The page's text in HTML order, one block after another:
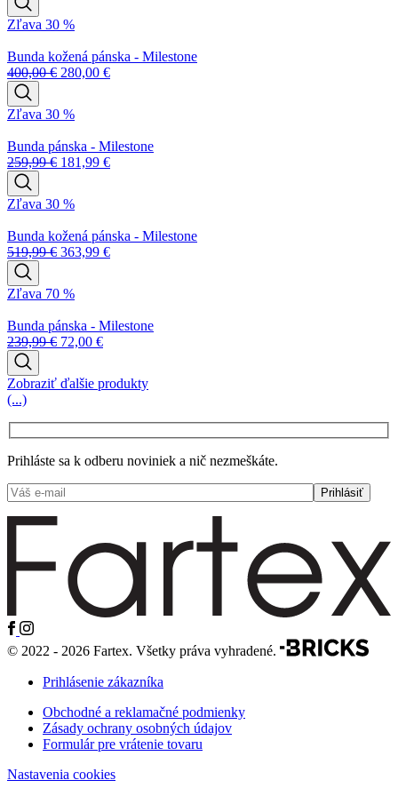
Zľava 30 %
Bunda kožená pánska - Milestone
400,00€ 280,00 €
Zľava 30 %
Bunda pánska - Milestone
259,99€ 181,99 €
Zľava 30 %
Bunda kožená pánska - Milestone
519,99€ 363,99 €
Zľava 70 %
Bunda pánska - Milestone
239,99€ 72,00 €
Zobraziť ďalšie produkty
(...)
Prihláste sa k odberu noviniek a nič nezmeškáte.
© 2022 - 2026 Fartex. Všetky práva vyhradené.
Prihlásenie zákazníka
Obchodné a reklamačné podmienky
Zásady ochrany osobných údajov
Formulár pre vrátenie tovaru
Nastavenia cookies